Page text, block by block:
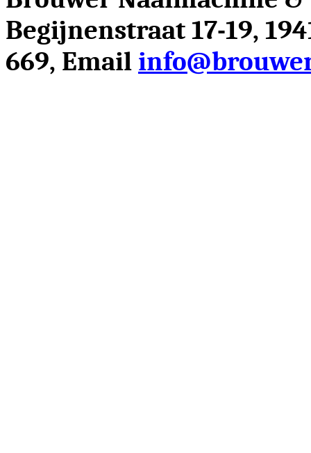
Begijnenstraat 17-19,
669, Email